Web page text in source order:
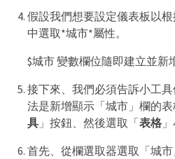
假設我們想要設定儀表板以
中選取*城市*屬性。
$城市 變數欄位隨即建立並新
接下來、我們必須告訴小工
法是新增顯示「城市」欄的
具」按鈕、然後選取「表格」
首先、從欄選取器選取「城